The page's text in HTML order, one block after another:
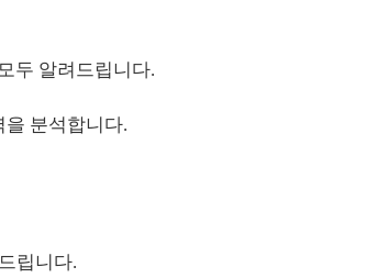
두 알려드립니다.
을 분석합니다.
립니다.